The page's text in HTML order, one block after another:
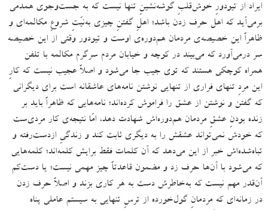
ایراد از تیودورِ خوش‌قلبِ گوشه‌نشینِ تنها نیست که به جست‌وجوی همدمی
بر‌می‌آید که اهل حرف زدن باشد؛ اهلِ گفتنِ چیزی به‌نیّتِ شروعِ مکالمه‌ای و
ظاهراً این خصیصه‌ی مردمان هم‌دوره‌ی اوست و تیودور وقتی از این خصیصه
سر درمی‌آورد که می‌بیند در کوچه و خیابان مردم سرگرم مکالمه با تلفن
همراه کوچکی هستند که توی جیب جا می‌شود و اصلاً عجیب نیست که کارِ
این مردِ تنهای فراری از تنهایی نوشتن نامه‌های عاشقانه است برای دیگرانی
که گفتن و نوشتن از عشق را فراموش کرده‌اند؛ نامه‌هایی که ظاهراً باید بر
زنده بودنِ عشقِ مردمان هم‌دوره‌اش شهادت دهد، امّا نتیجه‌ی کار مردی‌ست
که خودش نمی‌تواند عشقش را به دیگری ثابت کند و زندگیِ ازدست‌رفته و
تباه‌شده‌اش خبر از این می‌دهد که آن کلمات فقط برایش کلمه‌اند؛ کلمه‌هایی
که می‌شود با آن‌ها حرف زد و مضمون قاعدتاً چیز مهمی نیست؛ یا دست‌کم
آن‌قدر مهم نیست که به‌خاطرش دست به هر کاری بزند و اصلاً حرف زدن
در زمانه‌ای که مردمانِ گول‌خورده‌ از ترسِ تنهایی به سیستم عاملی پناه